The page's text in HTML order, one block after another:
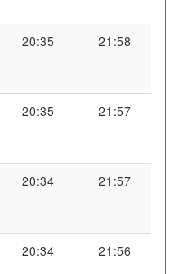
20:35 21:58
20:35 21:57
20:34 21:57
20:34 21:56